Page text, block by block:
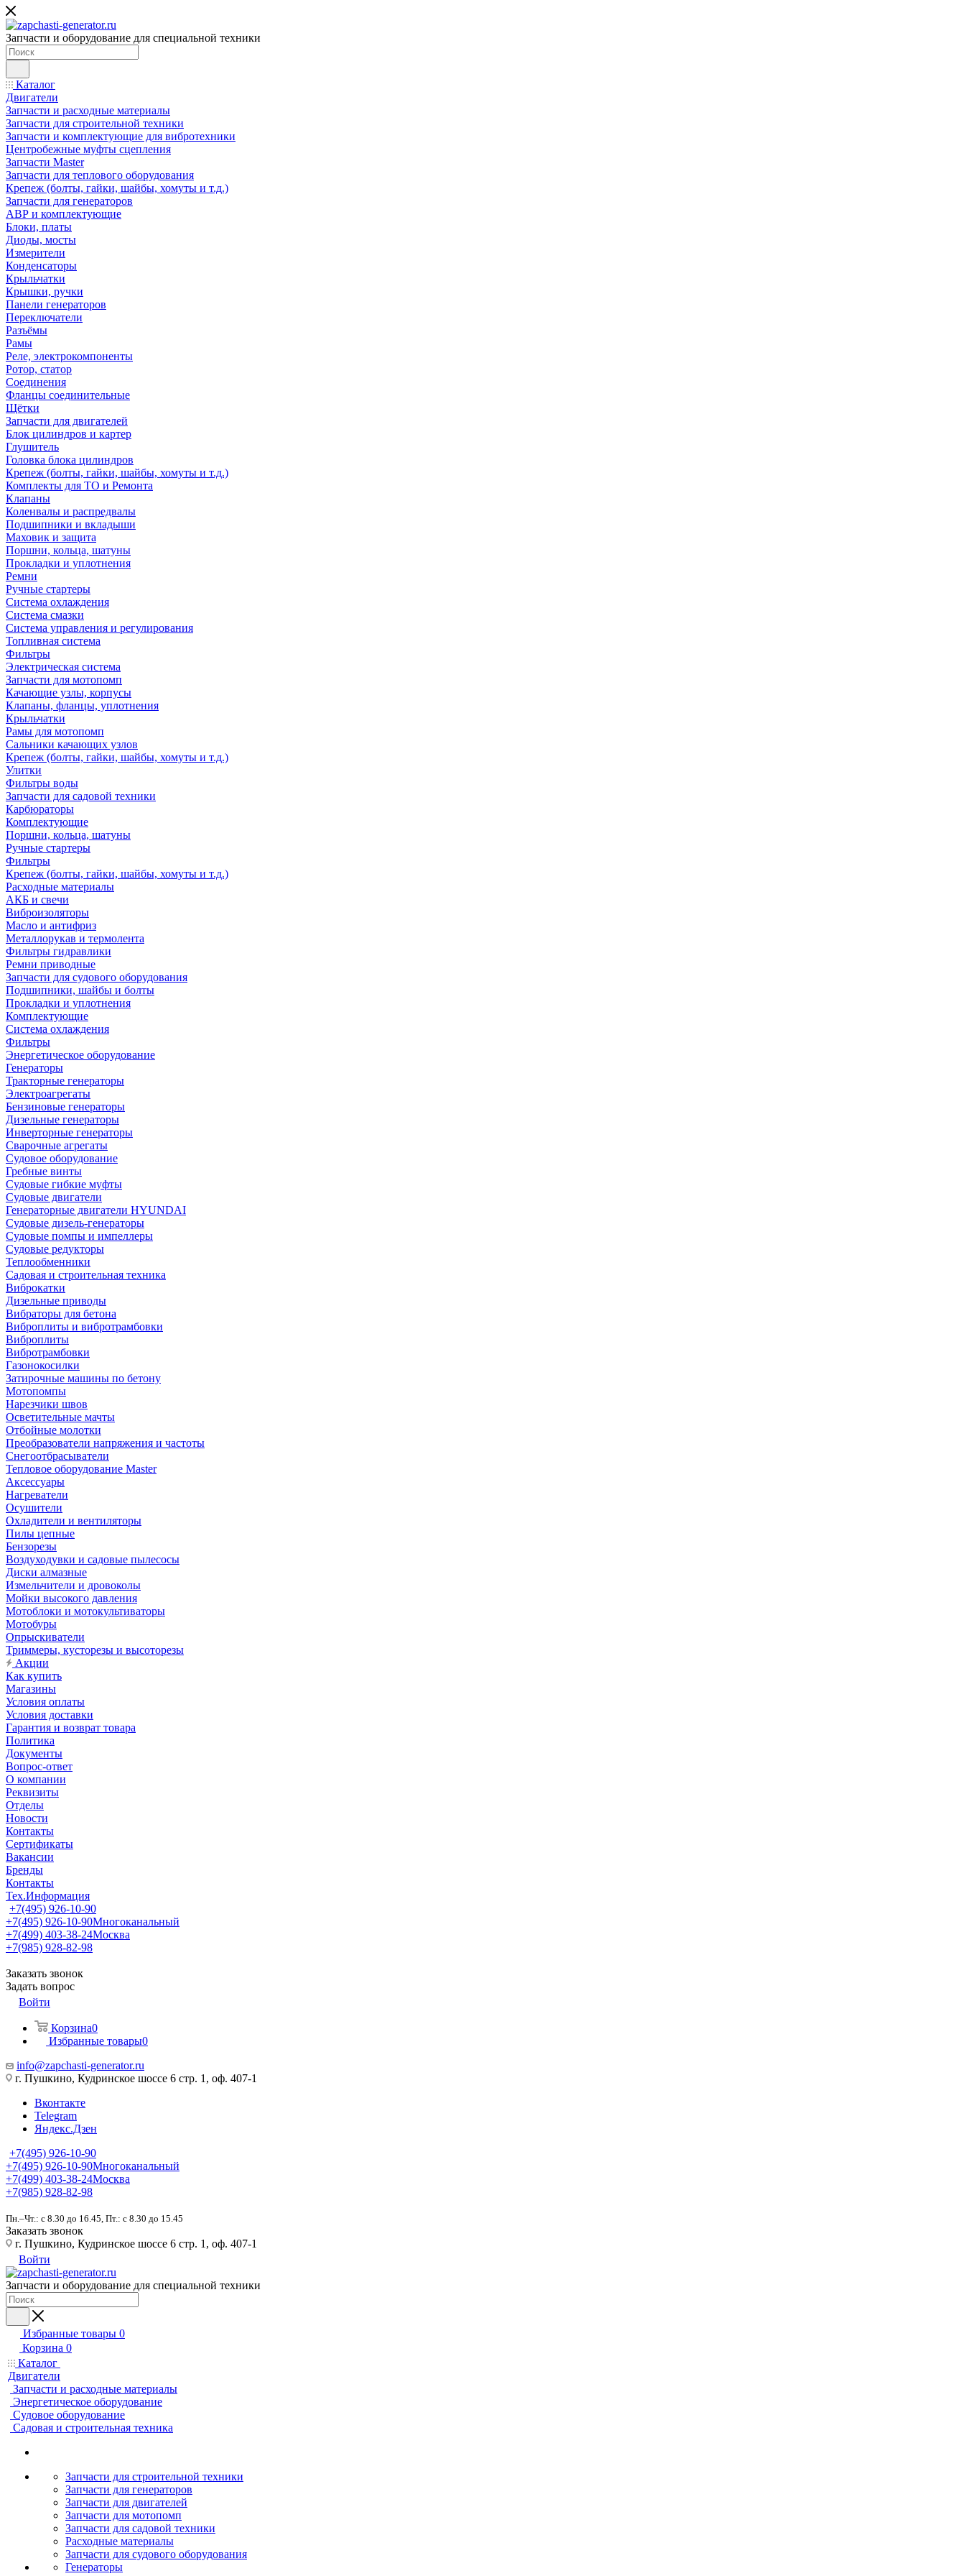
Запчасти и оборудование для специальной техники
Каталог
Двигатели
Запчасти и расходные материалы
Запчасти для строительной техники
Запчасти и комплектующие для вибротехники
Центробежные муфты сцепления
Запчасти Master
Запчасти для теплового оборудования
Крепеж (болты, гайки, шайбы, хомуты и т.д.)
Запчасти для генераторов
АВР и комплектующие
Блоки, платы
Диоды, мосты
Измерители
Конденсаторы
Крыльчатки
Крышки, ручки
Панели генераторов
Переключатели
Разъёмы
Рамы
Реле, электрокомпоненты
Ротор, статор
Соединения
Фланцы соединительные
Щётки
Запчасти для двигателей
Блок цилиндров и картер
Глушитель
Головка блока цилиндров
Крепеж (болты, гайки, шайбы, хомуты и т.д.)
Комплекты для ТО и Ремонта
Клапаны
Коленвалы и распредвалы
Подшипники и вкладыши
Маховик и защита
Поршни, кольца, шатуны
Прокладки и уплотнения
Ремни
Ручные стартеры
Система охлаждения
Система смазки
Система управления и регулирования
Топливная система
Фильтры
Электрическая система
Запчасти для мотопомп
Качающие узлы, корпусы
Клапаны, фланцы, уплотнения
Крыльчатки
Рамы для мотопомп
Сальники качающих узлов
Крепеж (болты, гайки, шайбы, хомуты и т.д.)
Улитки
Фильтры воды
Запчасти для садовой техники
Карбюраторы
Комплектующие
Поршни, кольца, шатуны
Ручные стартеры
Фильтры
Крепеж (болты, гайки, шайбы, хомуты и т.д.)
Расходные материалы
АКБ и свечи
Виброизоляторы
Масло и антифриз
Металлорукав и термолента
Фильтры гидравлики
Ремни приводные
Запчасти для судового оборудования
Подшипники, шайбы и болты
Прокладки и уплотнения
Комплектующие
Система охлаждения
Фильтры
Энергетическое оборудование
Генераторы
Тракторные генераторы
Электроагрегаты
Бензиновые генераторы
Дизельные генераторы
Инверторные генераторы
Сварочные агрегаты
Судовое оборудование
Гребные винты
Судовые гибкие муфты
Судовые двигатели
Генераторные двигатели HYUNDAI
Судовые дизель-генераторы
Судовые помпы и импеллеры
Судовые редукторы
Теплообменники
Садовая и строительная техника
Виброкатки
Дизельные приводы
Вибраторы для бетона
Виброплиты и вибротрамбовки
Виброплиты
Вибротрамбовки
Газонокосилки
Затирочные машины по бетону
Мотопомпы
Нарезчики швов
Осветительные мачты
Отбойные молотки
Преобразователи напряжения и частоты
Снегоотбрасыватели
Тепловое оборудование Master
Аксессуары
Нагреватели
Осушители
Охладители и вентиляторы
Пилы цепные
Бензорезы
Воздуходувки и садовые пылесосы
Диски алмазные
Измельчители и дровоколы
Мойки высокого давления
Мотоблоки и мотокультиваторы
Мотобуры
Опрыскиватели
Триммеры, кусторезы и высоторезы
Акции
Как купить
Магазины
Условия оплаты
Условия доставки
Гарантия и возврат товара
Политика
Документы
Вопрос-ответ
О компании
Реквизиты
Отделы
Новости
Контакты
Сертификаты
Вакансии
Бренды
Контакты
Тех.Информация
+7(495) 926-10-90
+7(495) 926-10-90Многоканальный
+7(499) 403-38-24Москва
+7(985) 928-82-98
Заказать звонок
Задать вопрос
Войти
Корзина0
Избранные товары0
info@zapchasti-generator.ru
г. Пушкино, Кудринское шоссе 6 стр. 1, оф. 407-1
Вконтакте
Telegram
Яндекс.Дзен
+7(495) 926-10-90
+7(495) 926-10-90Многоканальный
+7(499) 403-38-24Москва
+7(985) 928-82-98
Пн.–Чт.: с 8.30 до 16.45, Пт.: с 8.30 до 15.45
Заказать звонок
г. Пушкино, Кудринское шоссе 6 стр. 1, оф. 407-1
Войти
Запчасти и оборудование для специальной техники
Избранные товары 0
Корзина 0
Каталог
Двигатели
Запчасти и расходные материалы
Энергетическое оборудование
Судовое оборудование
Садовая и строительная техника
Запчасти для строительной техники
Запчасти для генераторов
Запчасти для двигателей
Запчасти для мотопомп
Запчасти для садовой техники
Расходные материалы
Запчасти для судового оборудования
Генераторы